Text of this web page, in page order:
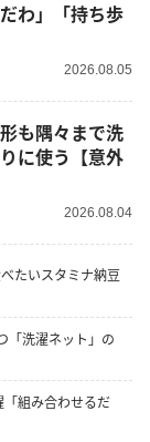
わ」「持ち歩
2026.08.05
も隅々まで洗
に使う【意外
2026.08.04
たいスタミナ納豆
「洗濯ネット」の
組み合わせるだ